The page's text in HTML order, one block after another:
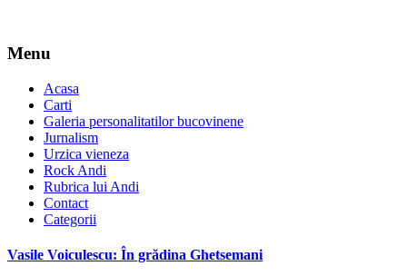
Menu
Acasa
Carti
Galeria personalitatilor bucovinene
Jurnalism
Urzica vieneza
Rock Andi
Rubrica lui Andi
Contact
Categorii
Vasile Voiculescu: În grădina Ghetsemani